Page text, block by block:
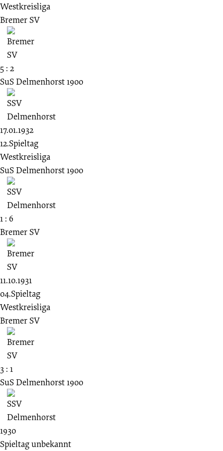
Westkreisliga
Bremer SV
5 : 2
SuS Delmenhorst 1900
17.01.1932
12.Spieltag
Westkreisliga
SuS Delmenhorst 1900
1 : 6
Bremer SV
11.10.1931
04.Spieltag
Westkreisliga
Bremer SV
3 : 1
SuS Delmenhorst 1900
1930
Spieltag unbekannt